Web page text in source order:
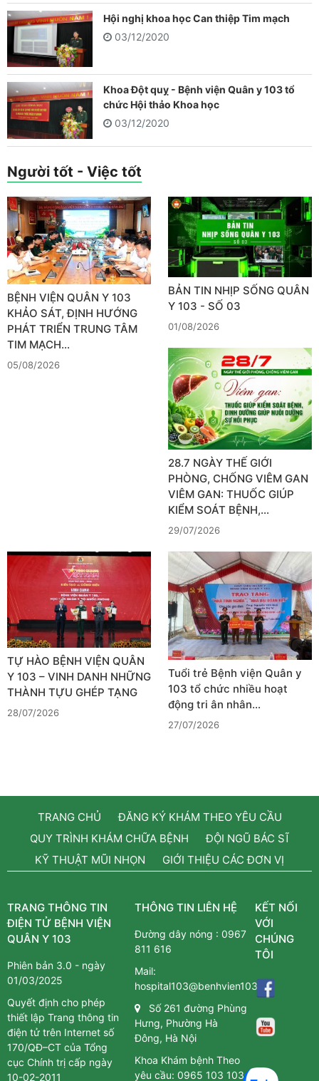
Hội nghị khoa học Can thiệp Tim mạch
03/12/2020
Khoa Đột quỵ - Bệnh viện Quân y 103 tổ
chức Hội thảo Khoa học
03/12/2020
Người tốt - Việc tốt
BỆNH VIỆN QUÂN Y 103
KHẢO SÁT, ĐỊNH HƯỚNG
PHÁT TRIỂN TRUNG TÂM
TIM MẠCH…
05/08/2026
BẢN TIN NHỊP SỐNG QUÂN
Y 103 - SỐ 03
01/08/2026
28.7 NGÀY THẾ GIỚI
PHÒNG, CHỐNG VIÊM GAN
VIÊM GAN: THUỐC GIÚP
KIỂM SOÁT BỆNH,…
29/07/2026
TỰ HÀO BỆNH VIỆN QUÂN
Y 103 – VINH DANH NHỮNG
THÀNH TỰU GHÉP TẠNG
28/07/2026
Tuổi trẻ Bệnh viện Quân y
103 tổ chức nhiều hoạt
động tri ân nhân…
27/07/2026
TRANG CHỦ
ĐĂNG KÝ KHÁM THEO YÊU CẦU
QUY TRÌNH KHÁM CHỮA BỆNH
ĐỘI NGŨ BÁC SĨ
KỸ THUẬT MŨI NHỌN
GIỚI THIỆU CÁC ĐƠN VỊ
TRANG THÔNG TIN
ĐIỆN TỬ BỆNH VIỆN
QUÂN Y 103
Phiên bản 3.0 - ngày
01/03/2025
Quyết định cho phép
thiết lập Trang thông tin
điện tử trên Internet số
170/QĐ–CT của Tổng
cục Chính trị cấp ngày
10-02-2011
THÔNG TIN LIÊN HỆ
Đường dây nóng :0967
811 616
Mail:
hospital103@benhvien103.vn
Số 261 đường Phùng
Hưng, Phường Hà
Đông, Hà Nội
Khoa Khám bệnh Theo
yêu cầu:0965 103 103
KẾT NỐI
VỚI
CHÚNG
TÔI